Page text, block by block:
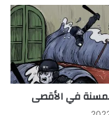
في الأقصى